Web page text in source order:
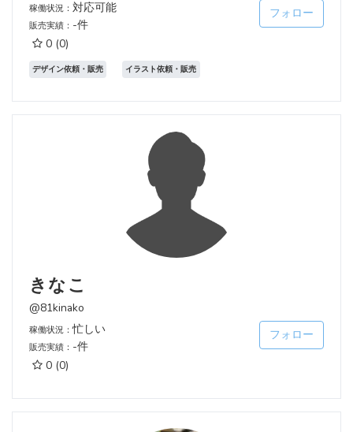
稼働状況： 対応可能
販売実績： -件
0 (0)
フォロー
デザイン依頼・販売 イラスト依頼・販売
きなこ
@81kinako
稼働状況：忙しい
販売実績： -件
0 (0)
フォロー